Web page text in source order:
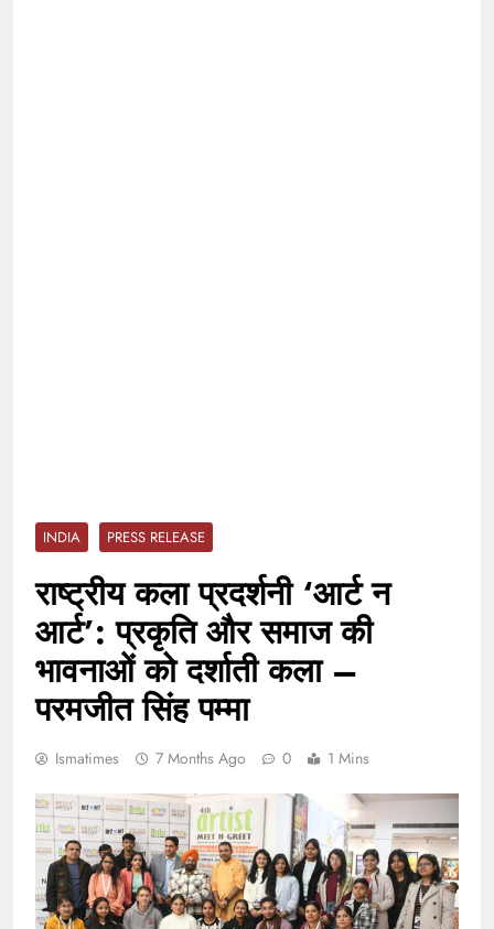
INDIA PRESS RELEASE
राष्ट्रीय कला प्रदर्शनी ‘आर्ट न
आर्ट’: प्रकृति और समाज की
भावनाओं को दर्शाती कला –
परमजीत सिंह पम्मा
Ismatimes 7 Months Ago 0 1 Mins